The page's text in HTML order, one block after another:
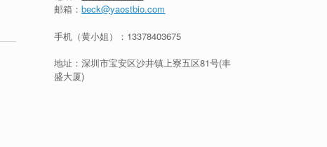
邮箱：beck@yaostbio.com
手机（黄小姐）： 13378403675
地址：深圳市宝安区沙井镇上寮五区81号(丰
盛大厦)